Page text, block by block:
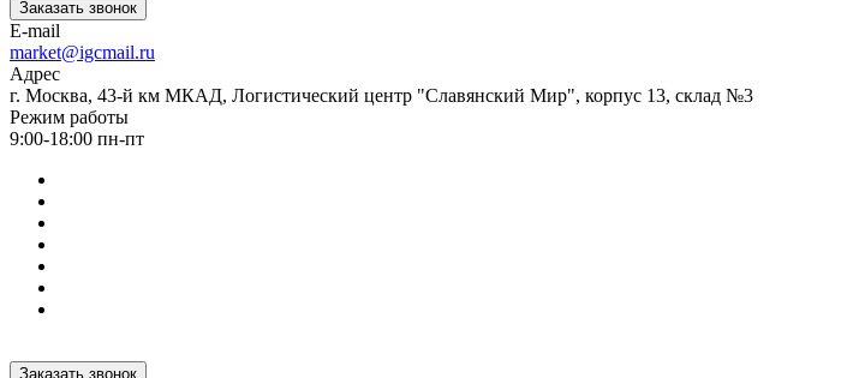
Заказать звонок
E-mail
market@igcmail.ru
Адрес
г. Москва, 43-й км МКАД, Логистический центр "Славянский Мир", корпус 13, склад №3
Режим работы
9:00-18:00 пн-пт
Заказать звонок